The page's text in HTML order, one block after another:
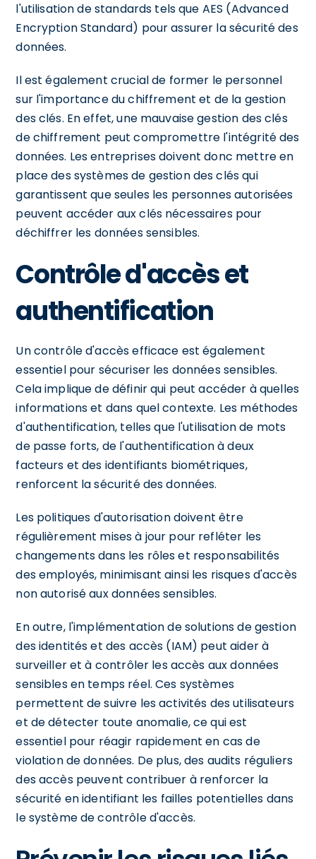
l'utilisation de standards tels que AES (Advanced
Encryption Standard) pour assurer la sécurité des
données.
Il est également crucial de former le personnel
sur l'importance du chiffrement et de la gestion
des clés. En effet, une mauvaise gestion des clés
de chiffrement peut compromettre l'intégrité des
données. Les entreprises doivent donc mettre en
place des systèmes de gestion des clés qui
garantissent que seules les personnes autorisées
peuvent accéder aux clés nécessaires pour
déchiffrer les données sensibles.
Contrôle d'accès et
authentification
Un contrôle d'accès efficace est également
essentiel pour sécuriser les données sensibles.
Cela implique de définir qui peut accéder à quelles
informations et dans quel contexte. Les méthodes
d'authentification, telles que l'utilisation de mots
de passe forts, de l'authentification à deux
facteurs et des identifiants biométriques,
renforcent la sécurité des données.
Les politiques d'autorisation doivent être
régulièrement mises à jour pour refléter les
changements dans les rôles et responsabilités
des employés, minimisant ainsi les risques d'accès
non autorisé aux données sensibles.
En outre, l'implémentation de solutions de gestion
des identités et des accès (IAM) peut aider à
surveiller et à contrôler les accès aux données
sensibles en temps réel. Ces systèmes
permettent de suivre les activités des utilisateurs
et de détecter toute anomalie, ce qui est
essentiel pour réagir rapidement en cas de
violation de données. De plus, des audits réguliers
des accès peuvent contribuer à renforcer la
sécurité en identifiant les failles potentielles dans
le système de contrôle d'accès.